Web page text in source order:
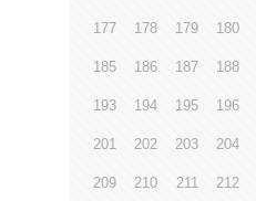
177 178 179 180
185 186 187 188
193 194 195 196
201 202 203 204
209 210 211 212